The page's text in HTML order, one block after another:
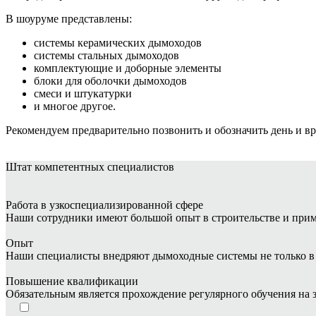
В шоуруме представлены:
системы керамических дымоходов
системы стальных дымоходов
комплектующие и доборные элементы
блоки для оболочки дымоходов
смеси и штукатурки
и многое другое.
Рекомендуем предварительно позвонить и обозначить день и
Штат компетентных специалистов
Работа в узкоспециализированной сфере
Наши сотрудники имеют большой опыт в строительстве и
Опыт
Наши специалисты внедряют дымоходные системы не только
Повышение квалификации
Обязательным является прохождение регулярного обучения на